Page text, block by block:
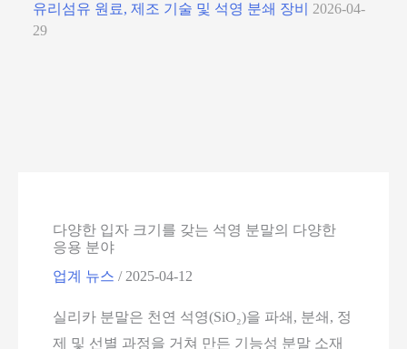
유리섬유 원료, 제조 기술 및 석영 분쇄 장비
2026-04-
29
다양한 입자 크기를 갖는 석영 분말의 다양한
응용 분야
업계 뉴스 / 2025-04-12
실리카 분말은 천연 석영(SiO₂)을 파쇄, 분쇄, 정
제 및 선별 과정을 거쳐 만든 기능성 분말 소재